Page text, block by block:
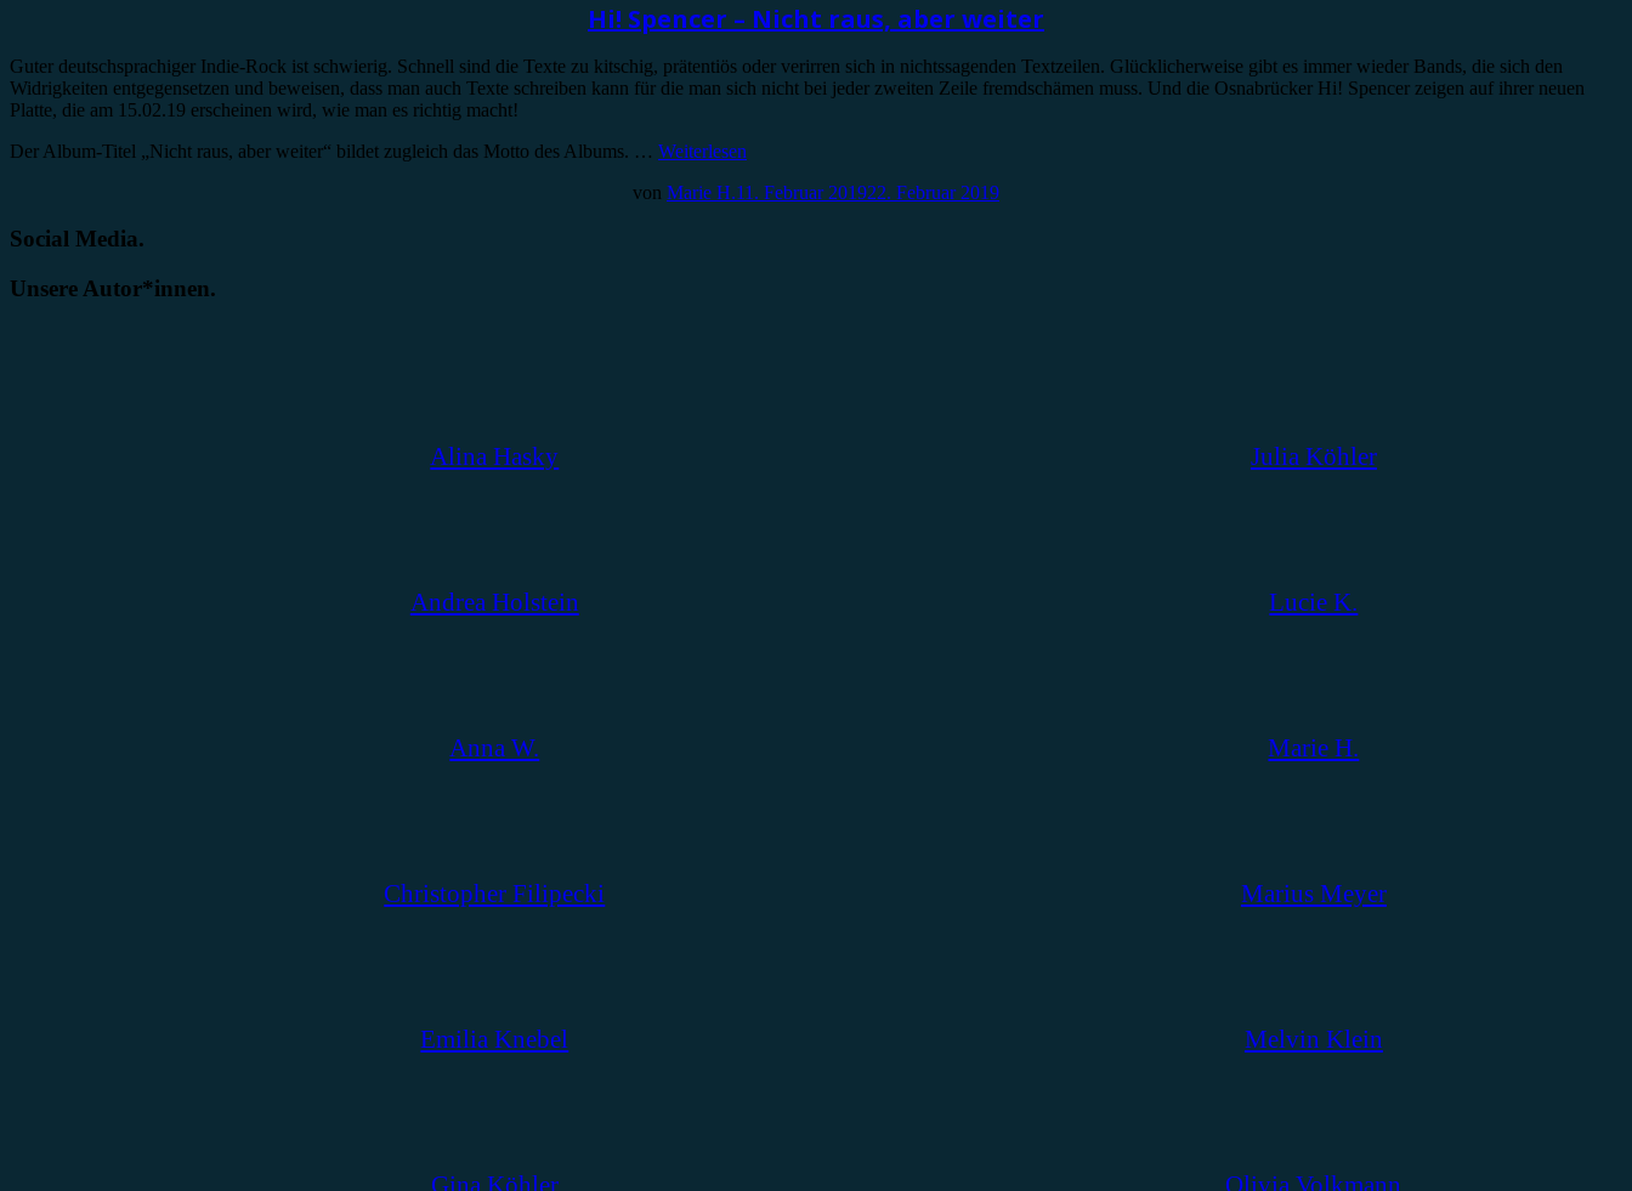
Hi! Spencer – Nicht raus, aber weiter
Guter deutschsprachiger Indie-Rock ist schwierig. Schnell sind die Texte zu kitschig, prätentiös oder verirren sich in nichtssagenden Textzeilen. Glücklicherweise gibt es immer wieder Bands, die sich den
Widrigkeiten entgegensetzen und beweisen, dass man auch Texte schreiben kann für die man sich nicht bei jeder zweiten Zeile fremdschämen muss. Und die Osnabrücker Hi! Spencer zeigen auf ihrer neuen
Platte, die am 15.02.19 erscheinen wird, wie man es richtig macht!
Der Album-Titel „Nicht raus, aber weiter“ bildet zugleich das Motto des Albums. … Weiterlesen
von Marie H.11. Februar 201922. Februar 2019
Social Media.
Unsere Autor*innen.
Alina Hasky
Andrea Holstein
Anna W.
Christopher Filipecki
Emilia Knebel
Gina Köhler
Julia Köhler
Lucie K.
Marie H.
Marius Meyer
Melvin Klein
Olivia Volkmann